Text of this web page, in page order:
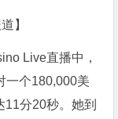
】
Live直播中，
一个180,000美
分20秒。她到